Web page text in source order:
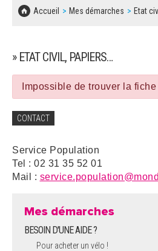
Accueil Mes démarches Etat
» ETAT CIVIL, PAPIERS…
Impossible de trouver la
CONTACT
Service Population
Tel : 02 31 35 52 01
Mail :
Mes démarches
BESOIN D'UNE AIDE ?
Pour acheter un vélo !
CONCERTATIONS PUBLIQUES
SOLIDARITÉ, LOGEMENT
SÉNIORS
EMPLOI
URBANISME
POLICE MUNICIPALE
BESOIN D'UNE AIDE ?
LES ASSOCIATIONS
MARCHÉS PUBLICS
DOCUMENT D'INFORMATION
SUR LES RISQUES MAJEURS
REGLEMENT LOCAL DE PUBLICITÉ
DECLARATION DE DEMARCHAGE
DOSSIER DE DEMANDE DE
DEMANDE DE PRÊT DE MATERIEL
FICHE D'ORGANISATION